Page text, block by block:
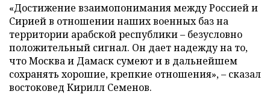
«Достижение взаимопонимания между Россией и
Сирией в отношении наших военных баз на
территории арабской республики – безусловно
положительный сигнал. Он дает надежду на то,
что Москва и Дамаск сумеют и в дальнейшем
сохранять хорошие, крепкие отношения», – сказал
востоковед Кирилл Семенов.